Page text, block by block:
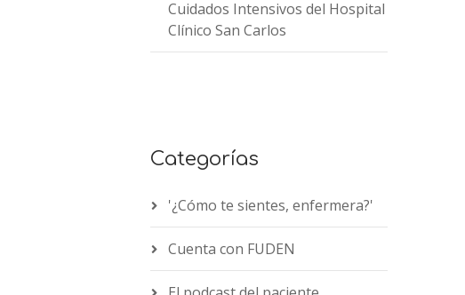
Cuidados Intensivos del Hospital
Clínico San Carlos
Categorías
'¿Cómo te sientes, enfermera?'
Cuenta con FUDEN